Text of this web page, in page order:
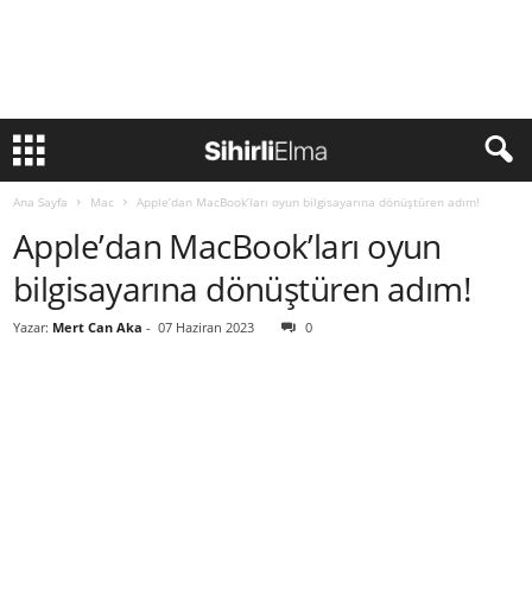
Ana Sayfa Mac Apple’dan MacBook’ları oyun bilgisayarına dönüştüren adım!
Apple’dan MacBook’ları oyun
bilgisayarına dönüştüren adım!
Yazar: Mert Can Aka - 07 Haziran 2023 0